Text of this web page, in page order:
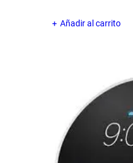
Añadir al carrito